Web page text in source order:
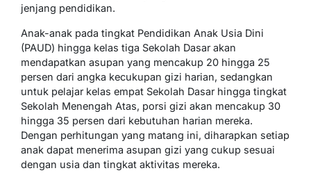
jenjang pendidikan.
Anak-anak pada tingkat Pendidikan Anak Usia Dini
(PAUD) hingga kelas tiga Sekolah Dasar akan
mendapatkan asupan yang mencakup 20 hingga 25
persen dari angka kecukupan gizi harian, sedangkan
untuk pelajar kelas empat Sekolah Dasar hingga tingkat
Sekolah Menengah Atas, porsi gizi akan mencakup 30
hingga 35 persen dari kebutuhan harian mereka.
Dengan perhitungan yang matang ini, diharapkan setiap
anak dapat menerima asupan gizi yang cukup sesuai
dengan usia dan tingkat aktivitas mereka.